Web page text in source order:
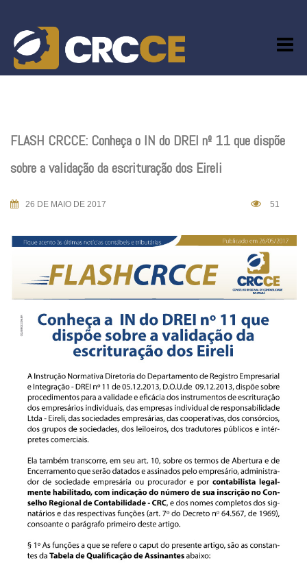
content
FLASH CRCCE: Conheça o IN do DREI nº 11 que dispõe
sobre a validação da escrituração dos Eireli
26 DE MAIO DE 2017 51